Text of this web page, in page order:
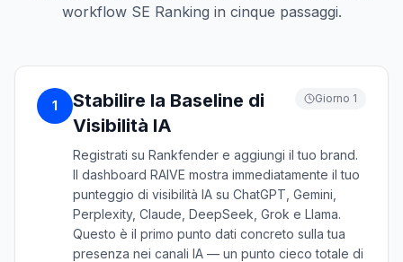
workflow SE Ranking in cinque passaggi.
1
Stabilire la Baseline di
Visibilità IA
Giorno 1
Registrati su Rankfender e aggiungi il tuo brand.
Il dashboard RAIVE mostra immediatamente il tuo
punteggio di visibilità IA su ChatGPT, Gemini,
Perplexity, Claude, DeepSeek, Grok e Llama.
Questo è il primo punto dati concreto sulla tua
presenza nei canali IA — un punto cieco totale di